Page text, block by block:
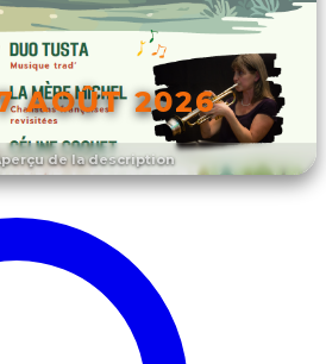
de la description
AOÛT 2026
L'ÉVÉNEMENT